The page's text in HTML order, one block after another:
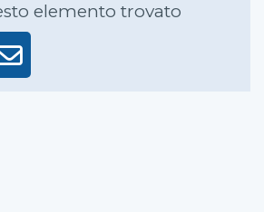
elemento trovato